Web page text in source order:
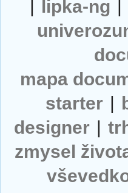
lipka-ng
mapa
starter |
designer |
zmysel